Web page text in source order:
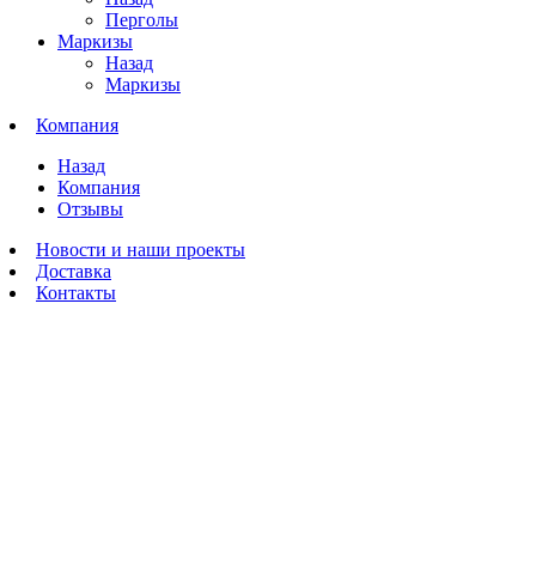
Перголы
Маркизы
Назад
Маркизы
Компания
Назад
Компания
Отзывы
Новости и наши проекты
Доставка
Контакты